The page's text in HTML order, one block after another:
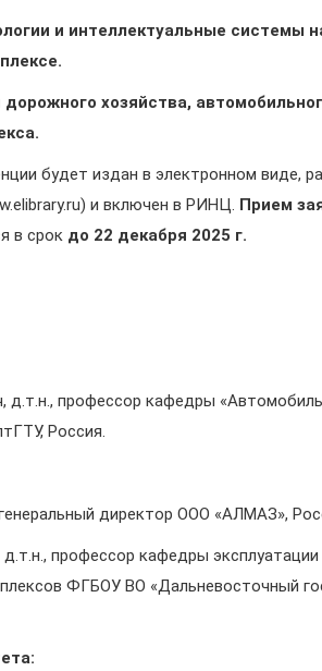
и интеллектуальные системы
хозяйства,
будет издан в электронном виде,
и включен в РИНЦ. Прием
в срок до 22 декабря 2025 г.
профессор кафедры
Россия.
директор ООО «АЛМАЗ»,
д.т.н., профессор кафедры
ФГБОУ ВО «Дальневосточный